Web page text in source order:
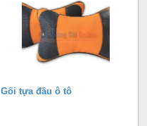
Gối tựa đầu ô tô